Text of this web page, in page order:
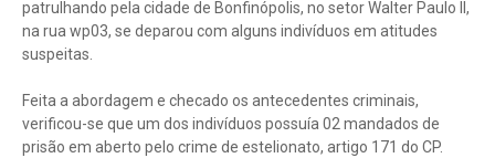
patrulhando pela cidade de Bonfinópolis, no setor Walter Paulo II,
na rua wp03, se deparou com alguns indivíduos em atitudes
suspeitas.
Feita a abordagem e checado os antecedentes criminais,
verificou-se que um dos indivíduos possuía 02 mandados de
prisão em aberto pelo crime de estelionato, artigo 171 do CP.